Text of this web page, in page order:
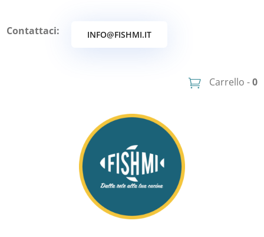
Contattaci: INFO@FISHMI.IT
Carrello -0